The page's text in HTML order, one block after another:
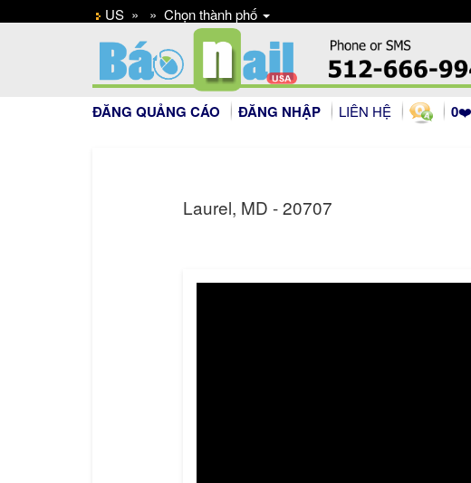
US » » Chọn thành phố
ĐĂNG QUẢNG CÁO ĐĂNG NHẬP LIÊN HỆ 0❤️
Laurel, MD - 20707